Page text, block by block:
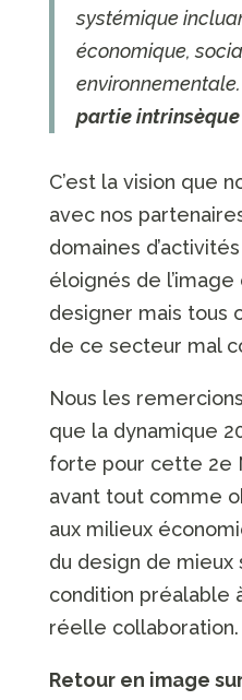
systémique
économique,
environnementale.
partie intrinsèque
C’est la vision que
avec nos
domaines
éloignés de
designer mais tous
de ce secteur mal
Nous les
que la dynamique
forte pour cette 2e
avant tout comme
aux milieux
du design de mieux
condition préalable
réelle collaboration.
Retour en image